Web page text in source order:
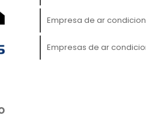
Empresa de ar
Empresas de ar